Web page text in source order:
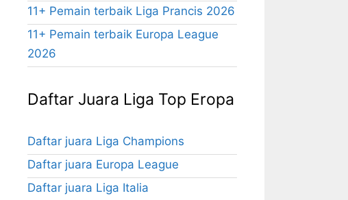
11+ Pemain terbaik Liga Prancis 2026
11+ Pemain terbaik Europa League
2026
Daftar Juara Liga Top Eropa
Daftar juara Liga Champions
Daftar juara Europa League
Daftar juara Liga Italia